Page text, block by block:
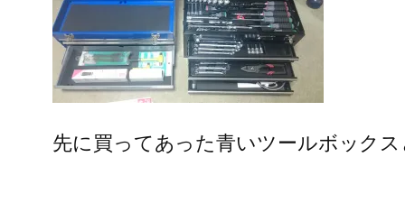
先に買ってあった青いツールボックス